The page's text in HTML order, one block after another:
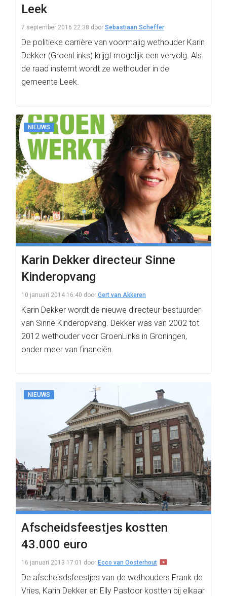
Leek
7 september 2016 22:38 door Sebastiaan Scheffer
De politieke carrière van voormalig wethouder Karin
Dekker (GroenLinks) krijgt mogelijk een vervolg. Als
de raad instemt wordt ze wethouder in de
gemeente Leek.
NIEUWS
Karin Dekker directeur Sinne
Kinderopvang
10 januari 2014 16:40 door Gert van Akkeren
Karin Dekker wordt de nieuwe directeur-bestuurder
van Sinne Kinderopvang. Dekker was van 2002 tot
2012 wethouder voor GroenLinks in Groningen,
onder meer van financiën.
NIEUWS
Afscheidsfeestjes kostten
43.000 euro
16 januari 2013 17:01 door Ecco van Oosterhout
De afscheisdsfeestjes van de wethouders Frank de
Vries, Karin Dekker en Elly Pastoor kostten bij elkaar